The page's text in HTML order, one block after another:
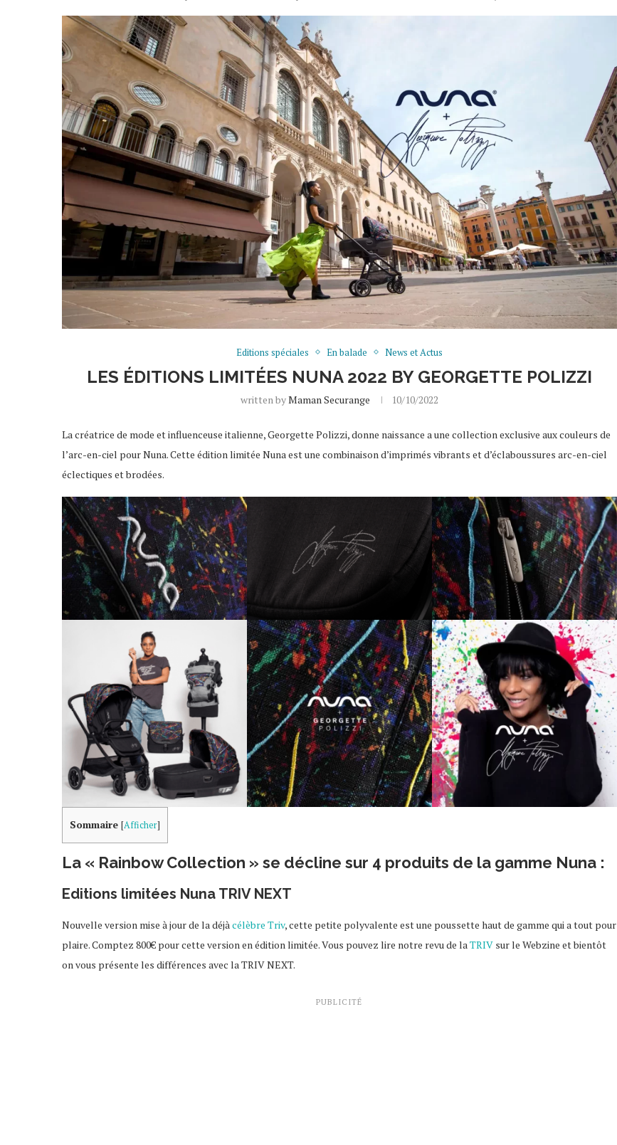
Editions spéciales En balade News et Actus
LES ÉDITIONS LIMITÉES NUNA 2022 BY GEORGETTE POLIZZI
written byMaman Securange 10/10/2022
La créatrice de mode et influenceuse italienne, Georgette Polizzi, donne naissance a une collection exclusive aux couleurs de
l’arc-en-ciel pour Nuna. Cette édition limitée Nuna est une combinaison d’imprimés vibrants et d’éclaboussures arc-en-ciel
éclectiques et brodées.
Sommaire [Afficher]
La « Rainbow Collection » se décline sur 4 produits de la gamme Nuna :
Editions limitées Nuna TRIV NEXT
Nouvelle version mise à jour de la déjàcélèbre Triv, cette petite polyvalente est une poussette haut de gamme qui a tout pour
plaire. Comptez 800€ pour cette version en édition limitée. Vous pouvez lire notre revu de laTRIV sur le Webzine et bientôt
on vous présente les différences avec la TRIV NEXT.
PUBLICITÉ